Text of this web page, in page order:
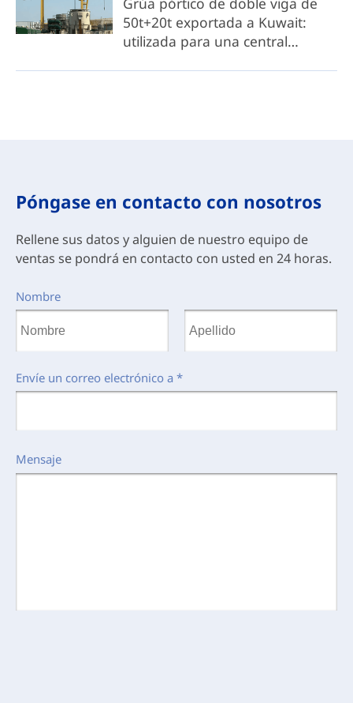
50t+20t exportada a Kuwait:
utilizada para una central
Póngase en contacto con nosotros
Rellene sus datos y alguien de nuestro equipo de
ventas se pondrá en contacto con usted en 24 horas.
Nombre
Envíe un correo electrónico a *
Mensaje